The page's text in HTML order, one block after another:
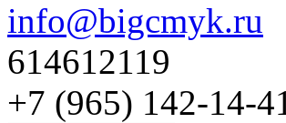
info@bigcmyk.ru
614612119
+7 (965) 142-14-